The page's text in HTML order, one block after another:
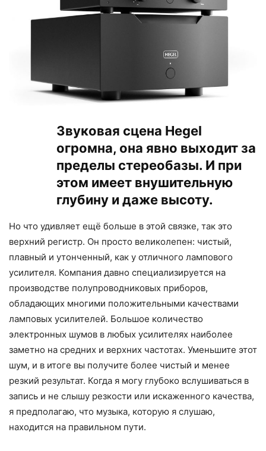
Звуковая сцена Hegel
огромна, она явно выходит за
пределы стереобазы. И при
этом имеет внушительную
глубину и даже высоту.
Но что удивляет ещё больше в этой связке, так это
верхний регистр. Он просто великолепен: чистый,
плавный и утонченный, как у отличного лампового
усилителя. Компания давно специализируется на
производстве полупроводниковых приборов,
обладающих многими положительными качествами
ламповых усилителей. Большое количество
электронных шумов в любых усилителях наиболее
заметно на средних и верхних частотах. Уменьшите этот
шум, и в итоге вы получите более чистый и менее
резкий результат. Когда я могу глубоко вслушиваться в
запись и не слышу резкости или искаженного качества,
я предполагаю, что музыка, которую я слушаю,
находится на правильном пути.